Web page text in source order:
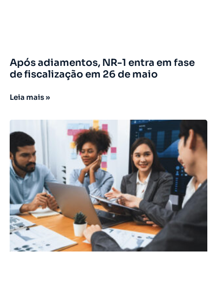
Após adiamentos, NR-1 entra em fase
de fiscalização em 26 de maio
Leia mais »